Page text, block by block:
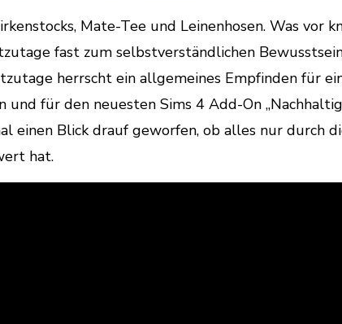
Mate-Tee und Leinenhosen. Was vor
fast zum selbstverständlichen
herrscht ein allgemeines Empfinden für
und für den neuesten Sims 4 Add-On
einen Blick drauf geworfen, ob alles nur durch
hat.